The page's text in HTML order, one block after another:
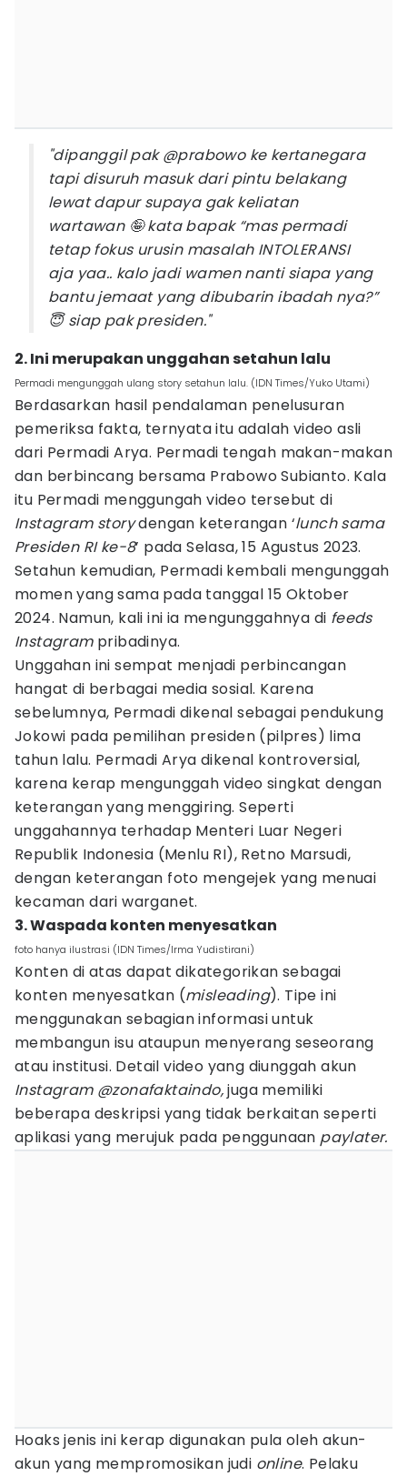
"dipanggil pak @prabowo ke kertanegara
tapi disuruh masuk dari pintu belakang
lewat dapur supaya gak keliatan
wartawan 🤪 kata bapak “mas permadi
tetap fokus urusin masalah INTOLERANSI
aja yaa.. kalo jadi wamen nanti siapa yang
bantu jemaat yang dibubarin ibadah nya?”
😇 siap pak presiden."
2. Ini merupakan unggahan setahun lalu
Permadi mengunggah ulang story setahun lalu. (IDN Times/Yuko Utami)
Berdasarkan hasil pendalaman penelusuran
pemeriksa fakta, ternyata itu adalah video asli
dari Permadi Arya. Permadi tengah makan-makan
dan berbincang bersama Prabowo Subianto. Kala
itu Permadi menggungah video tersebut di
Instagram storydengan keterangan ‘lunch sama
Presiden RI ke-8’ pada Selasa, 15 Agustus 2023.
Setahun kemudian, Permadi kembali mengunggah
momen yang sama pada tanggal 15 Oktober
2024. Namun, kali ini ia mengunggahnya di feeds
Instagrampribadinya.
Unggahan ini sempat menjadi perbincangan
hangat di berbagai media sosial. Karena
sebelumnya, Permadi dikenal sebagai pendukung
Jokowi pada pemilihan presiden (pilpres) lima
tahun lalu. Permadi Arya dikenal kontroversial,
karena kerap mengunggah video singkat dengan
keterangan yang menggiring. Seperti
unggahannya terhadap Menteri Luar Negeri
Republik Indonesia (Menlu RI), Retno Marsudi,
dengan keterangan foto mengejek yang menuai
kecaman dari warganet.
3. Waspada konten menyesatkan
foto hanya ilustrasi (IDN Times/Irma Yudistirani)
Konten di atas dapat dikategorikan sebagai
konten menyesatkan (misleading). Tipe ini
menggunakan sebagian informasi untuk
membangun isu ataupun menyerang seseorang
atau institusi. Detail video yang diunggah akun
Instagram @zonafaktaindo,juga memiliki
beberapa deskripsi yang tidak berkaitan seperti
aplikasi yang merujuk pada penggunaan paylater.
Hoaks jenis ini kerap digunakan pula oleh akun-
akun yang mempromosikan judi online. Pelaku